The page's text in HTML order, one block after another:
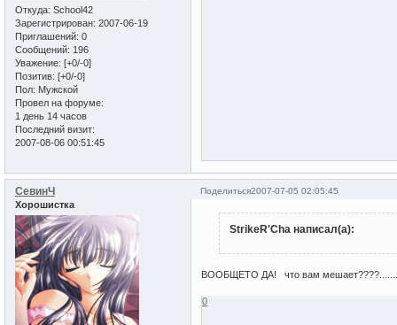
Откуда: School42
Зарегистрирован: 2007-06-19
Приглашений: 0
Сообщений: 196
Уважение: [+0/-0]
Позитив: [+0/-0]
Пол: Мужской
Провел на форуме:
1 день 14 часов
Последний визит:
2007-08-06 00:51:45
Поделиться2007-07-05 02:05:45
СевинЧ
Хорошистка
StrikeR'Cha написал(а):
ВООБЩЕТО ДА! что вам
0